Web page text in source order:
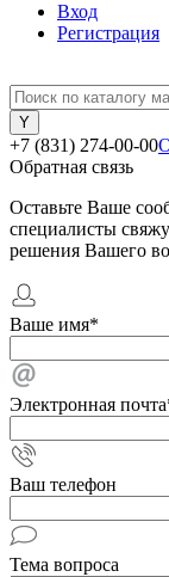
Вход
Регистрация
+7 (831) 274-00-00
Обратная связь
Оставьте Ваше
специалисты
решения Вашего
Ваше имя*
Электронная почта
Ваш телефон
Тема вопроса